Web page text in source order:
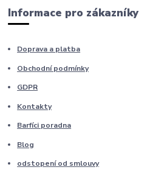
Informace pro zákazníky
Doprava a platba
Obchodní podmínky
GDPR
Kontakty
Barfíci poradna
Blog
odstopení od smlouvy